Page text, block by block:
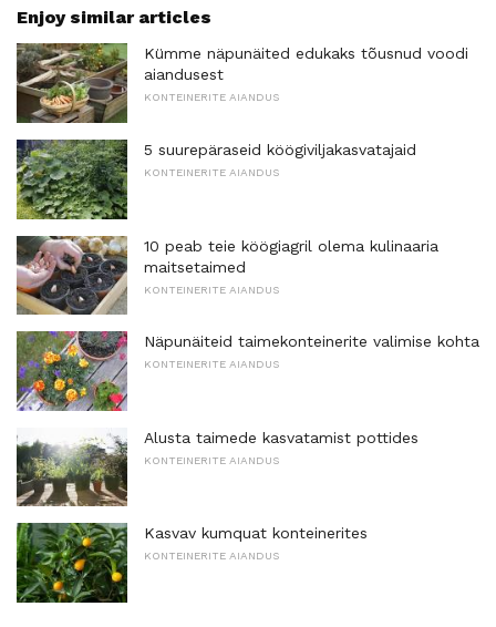
Enjoy similar articles
Kümme näpunäited edukaks tõusnud voodi
aiandusest
KONTEINERITE AIANDUS
5 suurepäraseid köögiviljakasvatajaid
KONTEINERITE AIANDUS
10 peab teie köögiagril olema kulinaaria
maitsetaimed
KONTEINERITE AIANDUS
Näpunäiteid taimekonteinerite valimise kohta
KONTEINERITE AIANDUS
Alusta taimede kasvatamist pottides
KONTEINERITE AIANDUS
Kasvav kumquat konteinerites
KONTEINERITE AIANDUS